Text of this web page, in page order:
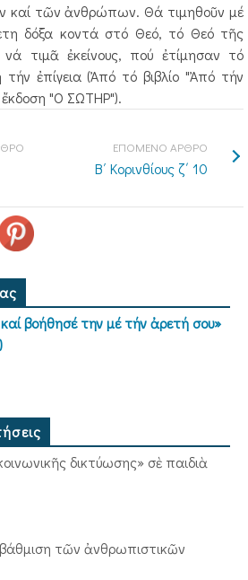
καί τῶν ἀνθρώπων. Θά τιμηθοῦν μέ
δόξα κοντά στό Θεό, τό Θεό τῆς
νά τιμᾶ ἐκείνους, πού ἐτίμησαν τό
ἐπίγεια (Ἀπό τό βιβλίο "Ἀπό τήν
"Ο ΣΩΤΗΡ").
ΕΠΟΜΕΝΟ ΑΡΘΡΟ
Β΄ Κορινθίους ζ΄ 10
βοήθησέ την μέ τήν ἀρετή σου»
δικτύωσης» σὲ παιδιὰ
τῶν ἀνθρωπιστικῶν